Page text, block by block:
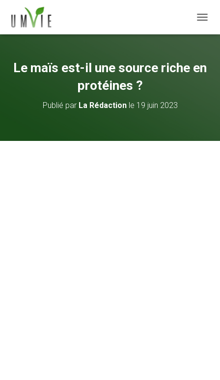
Le maïs est-il une source riche en
protéines ?
Publié par La Rédactionle 19 juin 2023